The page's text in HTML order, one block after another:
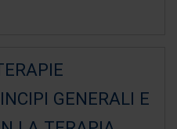
GENERALI E